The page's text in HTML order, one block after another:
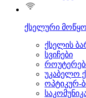
ქსელური
ქსელის
სვიჩები
უკაბელო
ოპტიკურ-